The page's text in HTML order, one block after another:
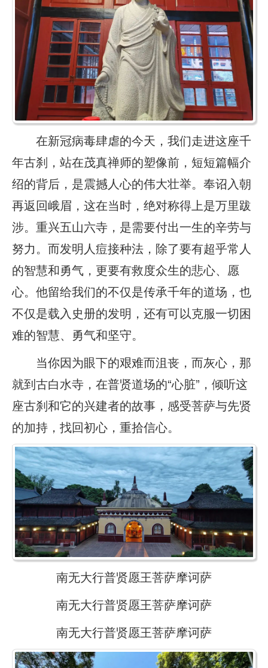
在新冠病毒肆虐的今天，我们走进这座千
年古刹，站在茂真禅师的塑像前，短短篇幅介
绍的背后，是震撼人心的伟大壮举。奉诏入朝
再返回峨眉，这在当时，绝对称得上是万里跋
涉。重兴五山六寺，是需要付出一生的辛劳与
努力。而发明人痘接种法，除了要有超乎常人
的智慧和勇气，更要有救度众生的悲心、愿
心。他留给我们的不仅是传承千年的道场，也
不仅是载入史册的发明，还有可以克服一切困
难的智慧、勇气和坚守。
当你因为眼下的艰难而沮丧，而灰心，那
就到古白水寺，在普贤道场的“心脏”，倾听这
座古刹和它的兴建者的故事，感受菩萨与先贤
的加持，找回初心，重拾信心。
南无大行普贤愿王菩萨摩诃萨
南无大行普贤愿王菩萨摩诃萨
南无大行普贤愿王菩萨摩诃萨